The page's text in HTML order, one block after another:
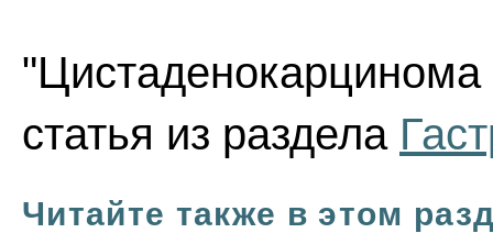
статья из раздела
Читайте также в этом